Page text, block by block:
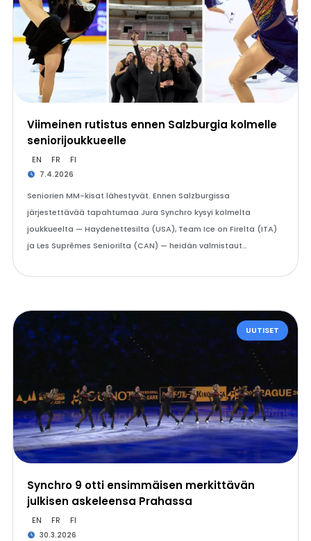
Viimeinen rutistus ennen Salzburgia kolmelle
seniorijoukkueelle
EN FR FI
7.4.2026
Seniorien MM-kisat lähestyvät. Ennen Salzburgissa
järjestettävää tapahtumaa Jura Synchro kysyi kolmelta
joukkueelta — Haydenettesilta (USA), Team Ice on Firelta (ITA)
ja Les Suprêmes Seniorilta (CAN) — heidän valmistaut…
UUTISET
Synchro 9 otti ensimmäisen merkittävän
julkisen askeleensa Prahassa
EN FR FI
30.3.2026